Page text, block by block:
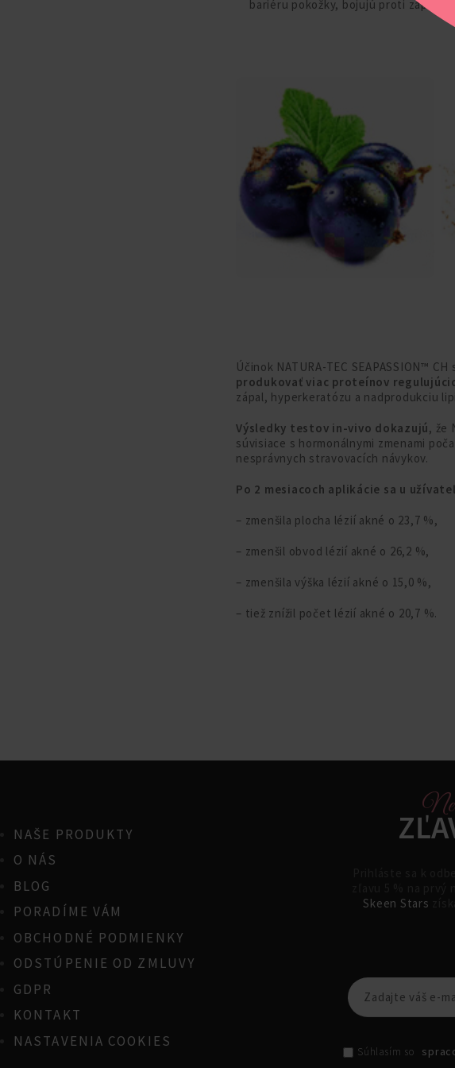
bariéru pokožky, bojujú proti
Účinok NATURA-TEC SEAPASSION™
produkovať viac proteínov
zápal, hyperkeratózu a nadprodukciu
Výsledky testov in-vivo dokazujú, že
súvisiace s hormonálnymi zmenami
nesprávnych stravovacích návykov.
Po 2 mesiacoch aplikácie sa u
– zmenšila plocha lézií akné o 23,7 %,
– zmenšil obvod lézií akné o 26,2 %,
– zmenšila výška lézií akné o 15,0 %,
– tiež znížil počet lézií akné o 20,7 %.
NAŠE PRODUKTY
O NÁS
BLOG
PORADÍME VÁM
OBCHODNÉ PODMIENKY
ODSTÚPENIE OD ZMLUVY
GDPR
KONTAKT
NASTAVENIA COOKIES
Skeen Stars
Súhlasím so